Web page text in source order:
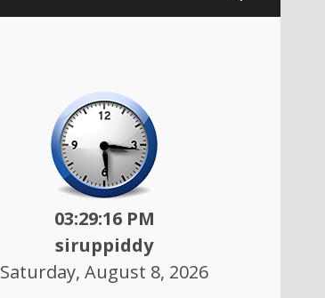
03:29:18 PM
siruppiddy
Saturday, August 8, 2026